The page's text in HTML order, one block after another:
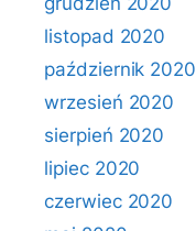
listopad 2020
październik 2020
wrzesień 2020
sierpień 2020
lipiec 2020
czerwiec 2020